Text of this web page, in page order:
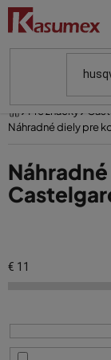
Prejsť
obsah
Pre značky
Náhradné diely pre
€ 11
p
p
r